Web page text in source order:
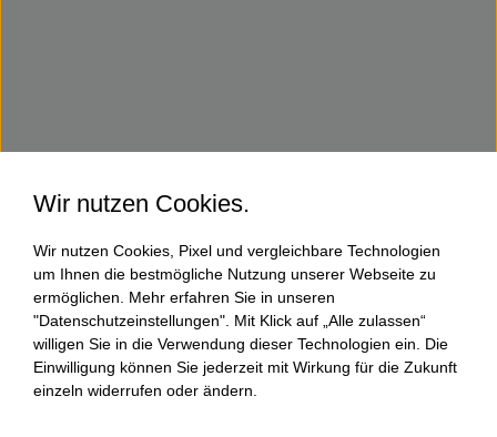
Wir nutzen Cookies.
Wir nutzen Cookies, Pixel und vergleichbare Technologien
um Ihnen die bestmögliche Nutzung unserer Webseite zu
ermöglichen. Mehr erfahren Sie in unseren
"Datenschutzeinstellungen". Mit Klick auf „Alle zulassen“
willigen Sie in die Verwendung dieser Technologien ein. Die
Einwilligung können Sie jederzeit mit Wirkung für die Zukunft
einzeln widerrufen oder ändern.